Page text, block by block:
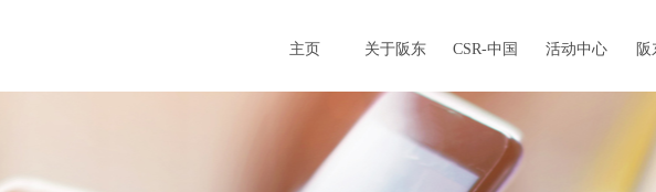
主页 关于阪东 CSR-中国 活动中心 阪